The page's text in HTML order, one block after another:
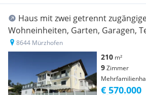
Haus mit zwei getrennt
Wohneinheiten, Garten, Garagen,
Pool!
8644 Mürzhofen
210 m²
9Zimmer
€ 570.000